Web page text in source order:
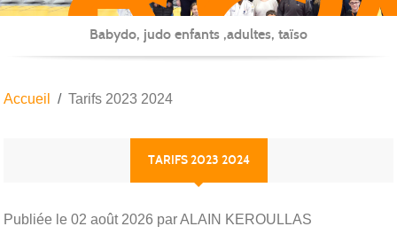
-
Babydo, judo enfants ,adultes, taïso
Accueil Tarifs 2023 2024
TARIFS 2023 2024
Publiée le 02 août 2026 par ALAIN KEROULLAS